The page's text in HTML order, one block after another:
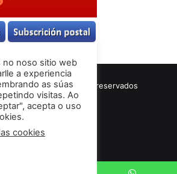
Todos los derechos reservados
& Condiciones
no noso sitio web
a experiencia
as súas
visitas. Ao
acepta o uso
cookies